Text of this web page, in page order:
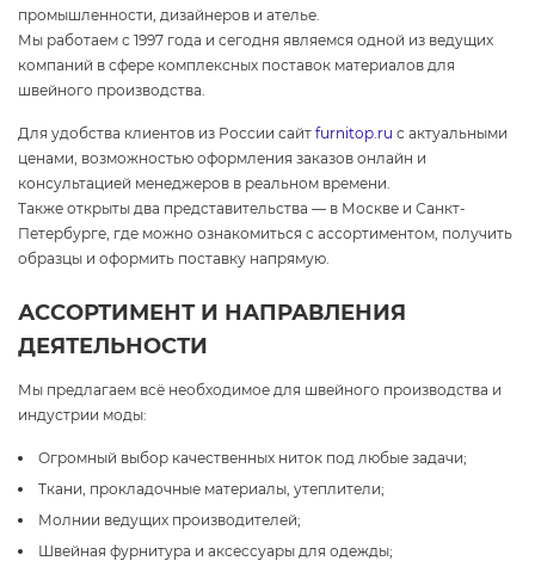
промышленности, дизайнеров и ателье.
Мы работаем с 1997 года и сегодня являемся одной из ведущих
компаний в сфере комплексных поставок материалов для
швейного производства.
Для удобства клиентов из России сайт furnitop.ru с актуальными
ценами, возможностью оформления заказов онлайн и
консультацией менеджеров в реальном времени.
Также открыты два представительства — в Москве и Санкт-
Петербурге, где можно ознакомиться с ассортиментом, получить
образцы и оформить поставку напрямую.
АССОРТИМЕНТ И НАПРАВЛЕНИЯ
ДЕЯТЕЛЬНОСТИ
Мы предлагаем всё необходимое для швейного производства и
индустрии моды:
Огромный выбор качественных ниток под любые задачи;
Ткани, прокладочные материалы, утеплители;
Молнии ведущих производителей;
Швейная фурнитура и аксессуары для одежды;